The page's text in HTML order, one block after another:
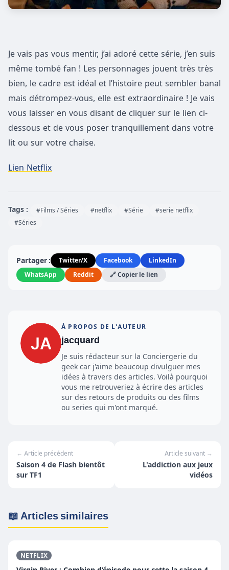
Je vais pas vous mentir, j’ai adoré cette série, j’en suis
même tombé fan ! Les personnages jouent très très
bien, le cadre est idéal et l’histoire peut sembler banal
mais détrompez-vous, elle est extraordinaire ! Je vais
vous laisser en vous disant de cliquer sur le lien ci-
dessous et de vous poser tranquillement dans votre
lit ou sur votre chaise.
Lien Netflix
Tags : #Films / Séries #netflix #Série
#serie netflix
#Séries
Partager : Twitter/X Facebook
LinkedIn
WhatsApp
Reddit 🔗 Copier le lien
À PROPOS DE L'AUTEUR
jacquard
Je suis rédacteur sur la Conciergerie du
geek car j'aime beaucoup divulguer mes
idées à travers des articles. Voilà pourquoi
vous me retrouveriez à écrire des articles
sur des retours de produits ou des films
ou series qui m'ont marqué.
← Article précédent
Saison 4 de Flash bientôt
sur TF1
Article suivant →
L'addiction aux jeux
vidéos
📖 Articles similaires
NETFLIX